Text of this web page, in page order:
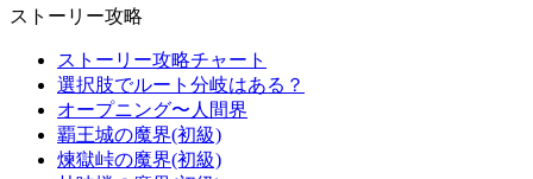
ストーリー攻略
ストーリー攻略チャート
選択肢でルート分岐はある？
オープニング〜人間界
覇王城の魔界(初級)
煉獄峠の魔界(初級)